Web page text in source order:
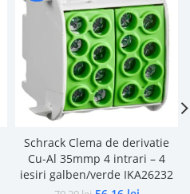
Schrack Clema de derivatie
Cu-Al 35mmp 4 intrari – 4
iesiri galben/verde IKA26232